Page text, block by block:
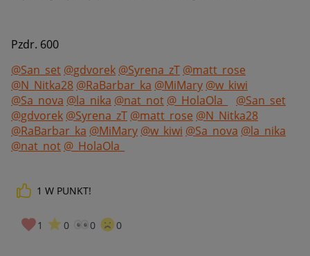
Pzdr. 600
@San_set @gdvorek @Syrena_zT @matt_rose
@N_Nitka28 @RaBarbar_ka @MiMary @w_kiwi
@Sa_nova @la_nika @nat_not @_HolaOla_
@San_set
@gdvorek @Syrena_zT @matt_rose @N_Nitka28
@RaBarbar_ka @MiMary @w_kiwi @Sa_nova @la_nika
@nat_not @_HolaOla_
1 W PUNKT!
1 0 0 0